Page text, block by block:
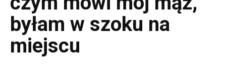
byłam w szoku na
miejscu